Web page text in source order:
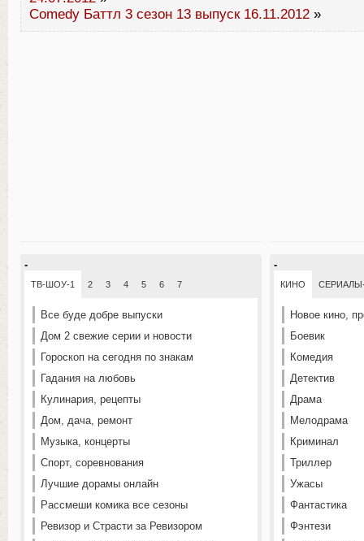
Comedy Баттл 3 сезон 13 выпуск 16.11.2012 »
-
ТВ-ШОУ-1 2 3 4 5 6 7
Все буде добре выпуски
Дом 2 свежие серии и новости
Гороскоп на сегодня по знакам
Гадания на любовь
Кулинария, рецепты
Дом, дача, ремонт
Музыка, концерты
Спорт, соревнования
Лучшие дорамы онлайн
Рассмеши комика все сезоны
Ревизор и Страсти за Ревизором
-
КИНО
Новое кино,
Боевик
Комедия
Детектив
Драма
Мелодрама
Криминал
Триллер
Ужасы
Фантастика
Фэнтези